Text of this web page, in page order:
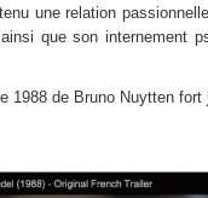
une relation
que son internement
1988 de Bruno Nuytten